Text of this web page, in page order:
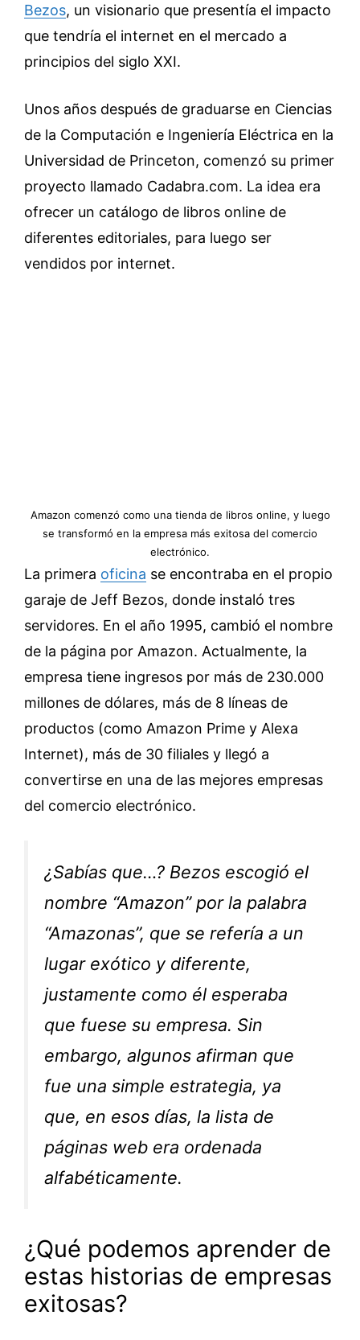
Bezos, un visionario que presentía el impacto
que tendría el internet en el mercado a
principios del siglo XXI.
Unos años después de graduarse en Ciencias
de la Computación e Ingeniería Eléctrica en la
Universidad de Princeton, comenzó su primer
proyecto llamado Cadabra.com. La idea era
ofrecer un catálogo de libros online de
diferentes editoriales, para luego ser
vendidos por internet.
Amazon comenzó como una tienda de libros online, y luego
se transformó en la empresa más exitosa del comercio
electrónico.
La primera oficina se encontraba en el propio
garaje de Jeff Bezos, donde instaló tres
servidores. En el año 1995, cambió el nombre
de la página por Amazon. Actualmente, la
empresa tiene ingresos por más de 230.000
millones de dólares, más de 8 líneas de
productos (como Amazon Prime y Alexa
Internet), más de 30 filiales y llegó a
convertirse en una de las mejores empresas
del comercio electrónico.
¿Sabías que…? Bezos escogió el
nombre “Amazon” por la palabra
“Amazonas”, que se refería a un
lugar exótico y diferente,
justamente como él esperaba
que fuese su empresa. Sin
embargo, algunos afirman que
fue una simple estrategia, ya
que, en esos días, la lista de
páginas web era ordenada
alfabéticamente.
¿Qué podemos aprender de
estas historias de empresas
exitosas?